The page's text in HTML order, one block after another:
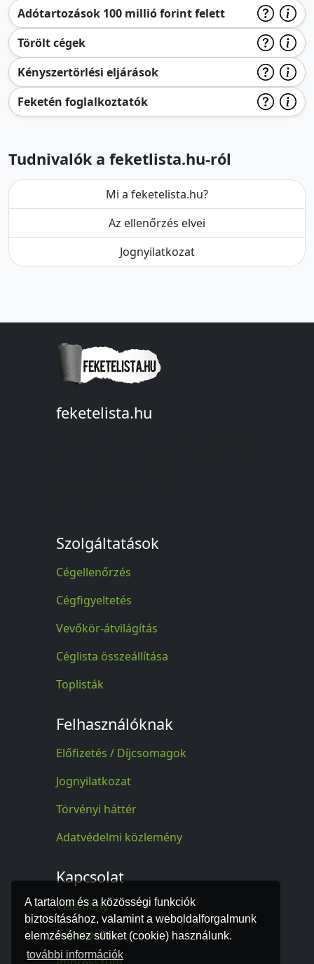
A tartalom és a közösségi funkciók
biztosításához, valamint a weboldalforgalmunk
elemzéséhez sütiket (cookie) használunk.
további információk
Adótartozások 100 millió forint felett
Törölt cégek
Kényszertörlési eljárások
Feketén foglalkoztatók
Tudnivalók a feketlista.hu-ról
Mi a feketelista.hu?
Az ellenőrzés elvei
Jognyilatkozat
feketelista.hu
Szolgáltatások
Cégellenőrzés
Cégfigyeltetés
Vevőkör-átvilágítás
Céglista összeállítása
Toplisták
Felhasználóknak
Előfizetés / Díjcsomagok
Jognyilatkozat
Törvényi háttér
Adatvédelmi közlemény
Kapcsolat
Vélemény
Kapcsolat